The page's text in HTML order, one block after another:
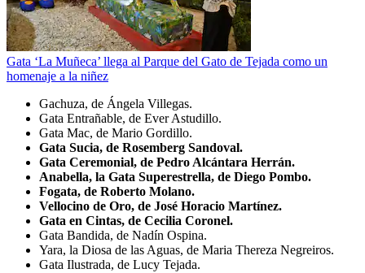
Gata ‘La Muñeca’ llega al Parque del Gato de Tejada como un
homenaje a la niñez
Gachuza, de Ángela Villegas.
Gata Entrañable, de Ever Astudillo.
Gata Mac, de Mario Gordillo.
Gata Sucia, de Rosemberg Sandoval.
Gata Ceremonial, de Pedro Alcántara Herrán.
Anabella, la Gata Superestrella, de Diego Pombo.
Fogata, de Roberto Molano.
Vellocino de Oro, de José Horacio Martínez.
Gata en Cintas, de Cecilia Coronel.
Gata Bandida, de Nadín Ospina.
Yara, la Diosa de las Aguas, de Maria Thereza Negreiros.
Gata Ilustrada, de Lucy Tejada.